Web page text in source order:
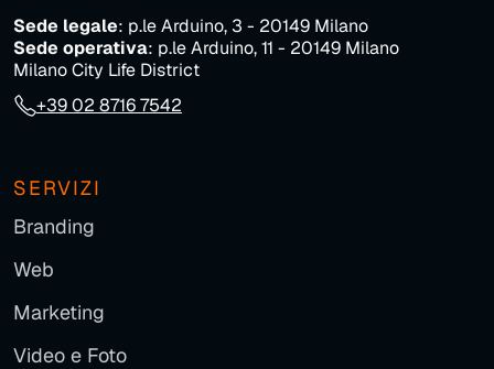
Sede legale: p.le Arduino, 3 - 20149 Milano
Sede operativa: p.le Arduino, 11 - 20149 Milano
Milano City Life District
+39 02 8716 7542
SERVIZI
Branding
Web
Marketing
Video e Foto